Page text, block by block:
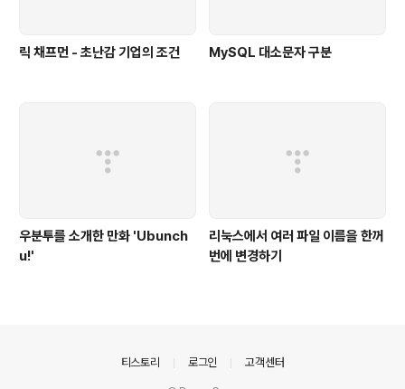
릭 채프먼 - 초난감 기업의 조건 MySQL 대소문자 구분
우분투를 소개한 만화 'Ubunch
u!'
리눅스에서 여러 파일 이름을 한꺼
번에 변경하기
티스토리 로그인 고객센터